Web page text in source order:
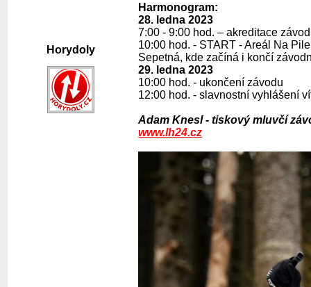
Horydoly
Harmonogram:
28. ledna 2023
7:00 - 9:00 hod. – akreditace
10:00 hod. - START - Areál Na
Sepetná, kde začíná i končí
29. ledna 2023
10:00 hod. - ukončení závodu
12:00 hod. - slavnostní vyhlášení
Adam Knesl - tiskový mluvčí
www.lh24.cz